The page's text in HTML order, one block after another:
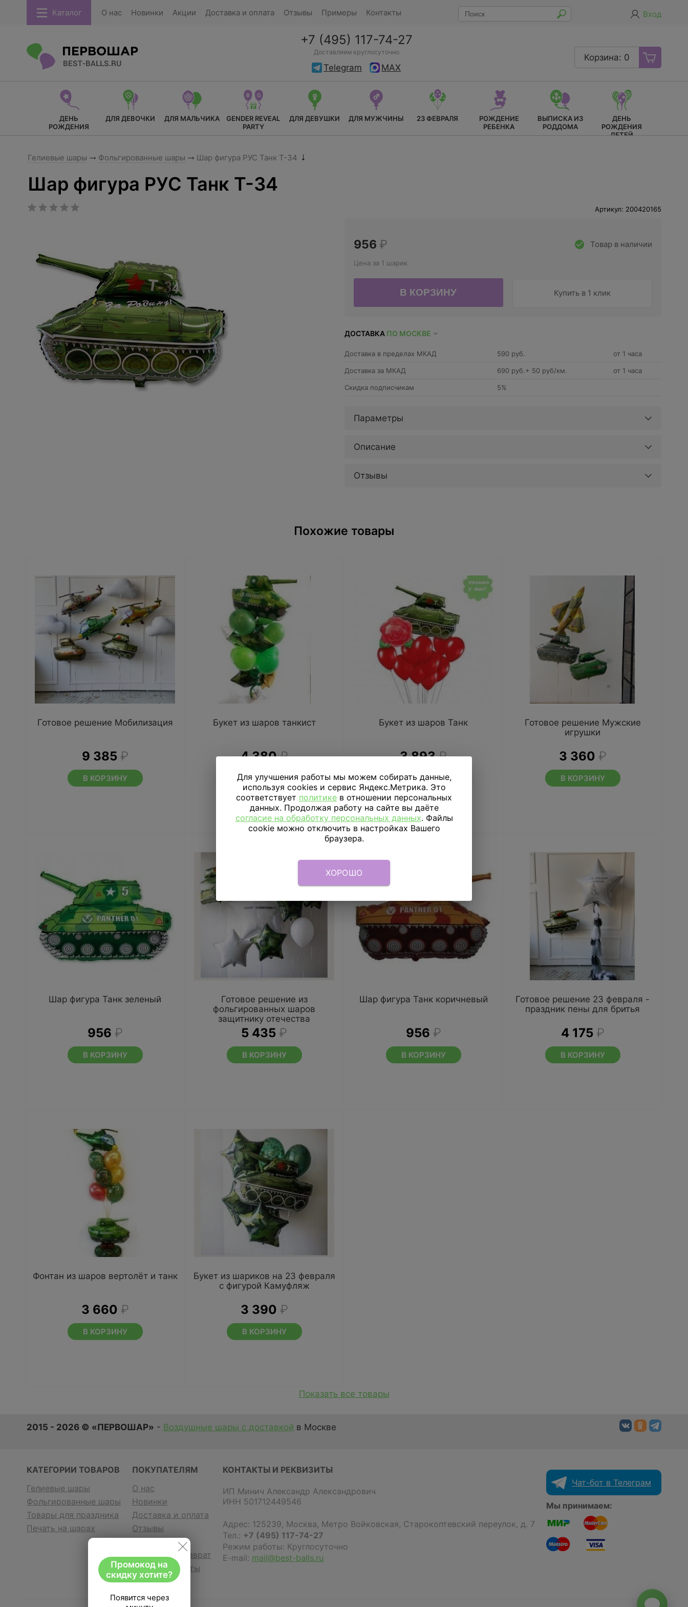
Каталог О нас Новинки Акции Доставка и оплата Отзывы Примеры Контакты Вход
+7 (495) 117-74-27
Доставляем круглосуточно
Telegram MAX
Корзина: 0
ДЕНЬ
РОЖДЕНИЯ
ДЛЯ ДЕВОЧКИ ДЛЯ МАЛЬЧИКА
GENDER REVEAL
PARTY
ДЛЯ ДЕВУШКИ ДЛЯ МУЖЧИНЫ 23 ФЕВРАЛЯ
РОЖДЕНИЕ
РЕБЕНКА
ВЫПИСКА ИЗ
РОДДОМА
ДЕНЬ
РОЖДЕНИЯ
ДЕТЕЙ
Гелиевые шары Фольгированные шары Шар фигура РУС Танк Т-34
Шар фигура РУС Танк Т-34
Артикул: 200420165
Товар в наличии
956 ₽
Цена за 1 шарик
Купить в 1 клик
ДОСТАВКА ПО МОСКВЕ
Доставка в пределах МКАД 590 руб. от 1 часа
Доставка за МКАД 690 руб.+ 50 руб/км. от 1 часа
Скидка подписчикам 5%
Параметры
Описание
Отзывы
Похожие товары
Готовое решение Мобилизация
9 385 ₽
В КОРЗИНУ
Букет из шаров танкист
4 380₽
В КОРЗИНУ
Букет из шаров Танк
3 893₽
В КОРЗИНУ
Готовое решение Мужские
игрушки
3 360 ₽
В КОРЗИНУ
Шар фигура Танк зеленый
956 ₽
В КОРЗИНУ
Готовое решение из
фольгированных шаров
защитнику отечества
5 435 ₽
В КОРЗИНУ
Шар фигура Танк коричневый
956 ₽
В КОРЗИНУ
Готовое решение 23 февраля -
праздник пены для бритья
4 175 ₽
В КОРЗИНУ
Фонтан из шаров вертолёт и танк
3 660 ₽
В КОРЗИНУ
Букет из шариков на 23 февраля
с фигурой Камуфляж
3 390 ₽
В КОРЗИНУ
Показать все товары
2015 - 2026 © «ПЕРВОШАР» - Воздушные шары с доставкой в Москве
КАТЕГОРИИ ТОВАРОВ
Гелиевые шары
Фольгированные шары
Товары для праздника
Печать на шарах
ПОКУПАТЕЛЯМ
О нас
Новинки
Доставка и оплата
Отзывы
Гарантия и возврат
Договор оферты
КОНТАКТЫ И РЕКВИЗИТЫ
ИП Минич Александр Александрович
ИНН 501712449546
Адрес: 125239, Москва, Метро Войковская, Старокоптевский переулок, д. 7
Тел.: +7 (495) 117-74-27
Режим работы: Круглосуточно
E-mail: mail@best-balls.ru
Чат-бот в Телеграм
Мы принимаем:
Для улучшения работы мы можем собирать данные,
используя cookies и сервис Яндекс.Метрика. Это
соответствует политике в отношении персональных
данных. Продолжая работу на сайте вы даёте
согласие на обработку персональных данных. Файлы
cookie можно отключить в настройках Вашего
браузера.
ХОРОШО
Промокод на
скидку хотите?
Появится через